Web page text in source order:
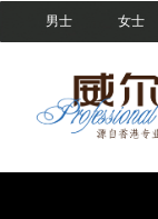
男士 女士